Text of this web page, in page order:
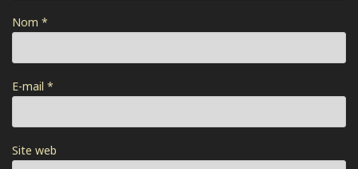
Nom *
E-mail *
Site web